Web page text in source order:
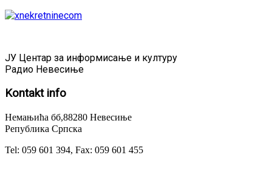
ЈУ Центар за информисање и културу
Радио Невесиње
Kontaktinfo
Немањића бб,88280 Невесиње
Република Српска
Tel: 059 601 394, Fax: 059 601 455